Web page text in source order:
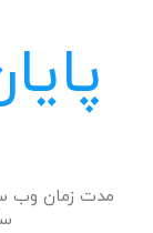
مدت زمان وب